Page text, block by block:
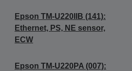
Epson TM-U220IIB (141):
Ethernet, PS, NE sensor,
ECW
Epson TM-U220PA (007):